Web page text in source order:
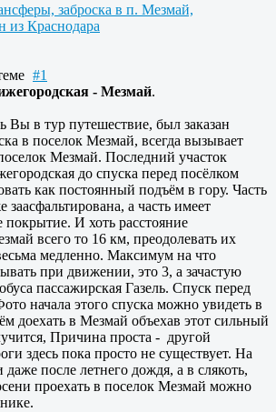
заброска в п. Мезмай,
из Краснодара
#1
- Мезмай.
Вы в тур путешествие, был заказан
в поселок Мезмай, всегда вызывает
Мезмай. Последний участок
до спуска перед посёлком
как постоянный подъём в гору. Часть
а часть имеет
покрытие. И хоть расстояние
всего то 16 км, преодолевать их
медленно. Максимум на что
при движении, это 3, а зачастую
пассажирская Газель. Спуск перед
начала этого спуска можно увидеть в
доехать в Мезмай объехав этот сильный
Причина проста - другой
здесь пока просто не существует. На
даже после летнего дождя, а в слякоть,
проехать в поселок Мезмай можно